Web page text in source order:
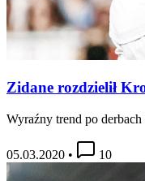
Zidane rozdzielił
Wyraźny trend po
05.03.2020 • 10